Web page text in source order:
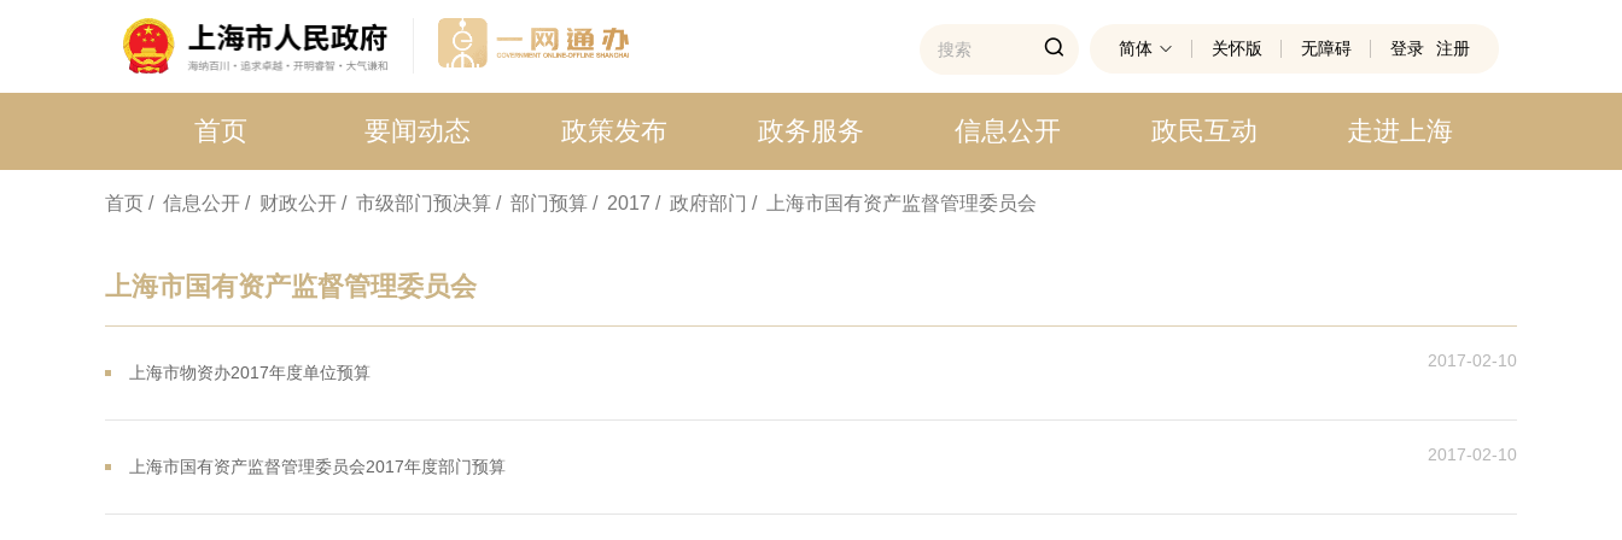
简体 关怀版 无障碍 登录 注册
首页 要闻动态 政策发布 政务服务 信息公开 政民互动 走进上海
首页 / 信息公开 / 财政公开 / 市级部门预决算 / 部门预算 / 2017 / 政府部门 / 上海市国有资产监督管理委员会
上海市国有资产监督管理委员会
上海市物资办2017年度单位预算
2017-02-10
上海市国有资产监督管理委员会2017年度部门预算
2017-02-10